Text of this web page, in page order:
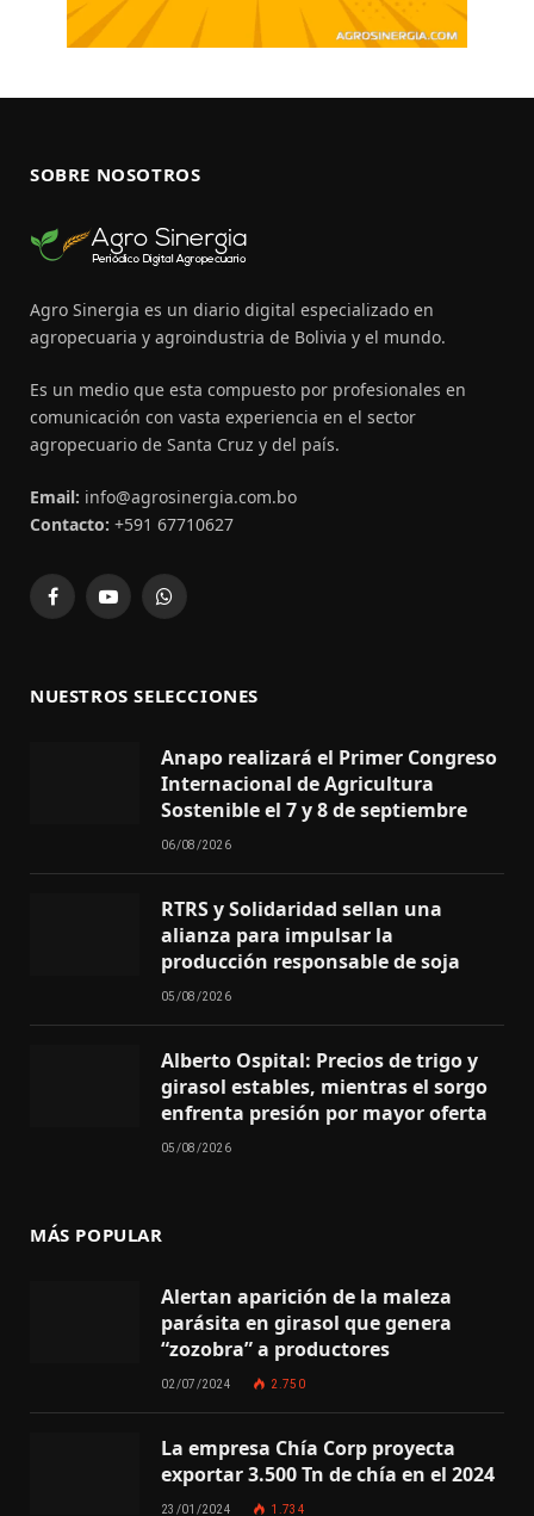
SOBRE NOSOTROS
Agro Sinergia es un diario digital especializado en
agropecuaria y agroindustria de Bolivia y el mundo.
Es un medio que esta compuesto por profesionales en
comunicación con vasta experiencia en el sector
agropecuario de Santa Cruz y del país.
Email: info@agrosinergia.com.bo
Contacto: +591 67710627
FacebookYouTubeWhatsApp
NUESTROS SELECCIONES
Anapo realizará el Primer Congreso
Internacional de Agricultura
Sostenible el 7 y 8 de septiembre
06/08/2026
RTRS y Solidaridad sellan una
alianza para impulsar la
producción responsable de soja
05/08/2026
Alberto Ospital: Precios de trigo y
girasol estables, mientras el sorgo
enfrenta presión por mayor oferta
05/08/2026
MÁS POPULAR
Alertan aparición de la maleza
parásita en girasol que genera
“zozobra” a productores
02/07/2024 2.750
La empresa Chía Corp proyecta
exportar 3.500 Tn de chía en el 2024
23/01/2024 1.734